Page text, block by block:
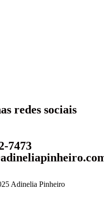
redes sociais
7473
Adinelia Pinheiro